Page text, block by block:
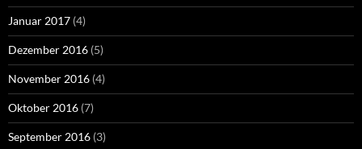
Januar 2017 (4)
Dezember 2016 (5)
November 2016 (4)
Oktober 2016 (7)
September 2016 (3)